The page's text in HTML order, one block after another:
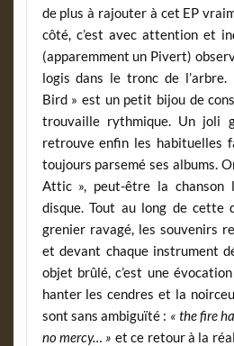
de plus à rajouter à cet EP
côté, c’est avec attention et
(apparemment un Pivert)
logis dans le tronc de l’arbre.
Bird » est un petit bijou de
trouvaille rythmique. Un joli
retrouve enfin les habituelles
toujours parsemé ses albums.
Attic », peut-être la chanson
disque. Tout au long de cette
grenier ravagé, les souvenirs
et devant chaque instrument
objet brûlé, c’est une
hanter les cendres et la
sont sans ambiguïté : « the fire
no mercy… » et ce retour à la